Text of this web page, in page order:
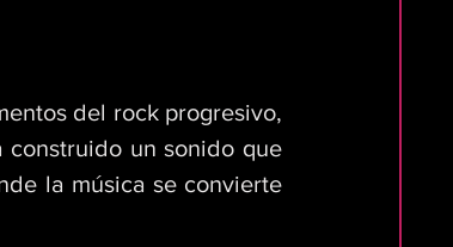
del rock progresivo,
un sonido que
la música se convierte